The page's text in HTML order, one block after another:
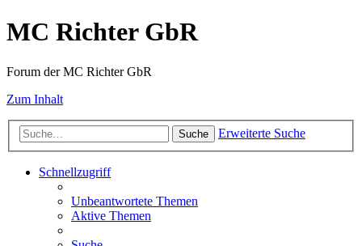
MC Richter GbR
Forum der MC Richter GbR
Zum Inhalt
Suche Erweiterte Suche
Schnellzugriff
Unbeantwortete Themen
Aktive Themen